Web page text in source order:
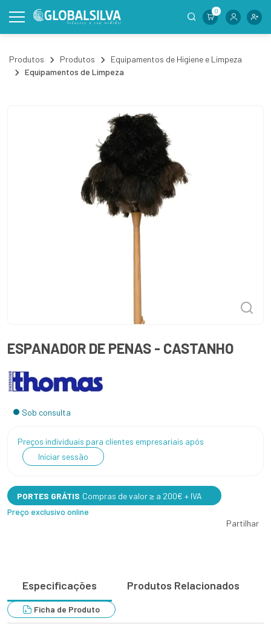
0
Produtos Produtos
Equipamentos de Higiene e Limpeza
Equipamentos de Limpeza
ESPANADOR DE PENAS - CASTANHO
Sob consulta
Preços individuais para clientes empresariais após
Iniciar sessão
PORTES GRÁTIS Compras de valor ≥ a 200€ + IVA
Preço exclusivo online
Partilhar
Especificações Produtos Relacionados
Ficha de Produto